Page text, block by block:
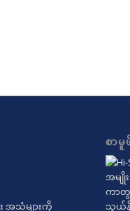
အသံများကို
စာမူ
အမျို
ကာတွ
သွယ်နို